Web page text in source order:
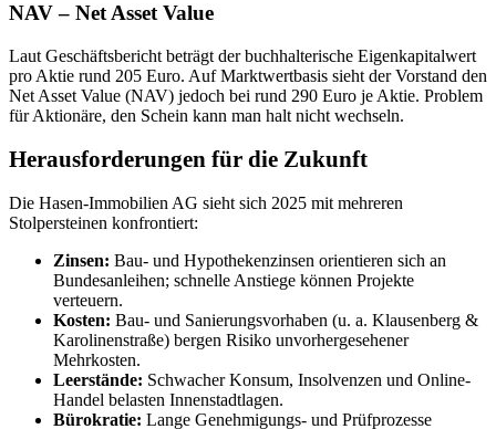
NAV – Net Asset Value
Laut Geschäftsbericht beträgt der buchhalterische Eigenkapitalwert
pro Aktie rund 205 Euro. Auf Marktwertbasis sieht der Vorstand den
Net Asset Value (NAV) jedoch bei rund 290 Euro je Aktie. Problem
für Aktionäre, den Schein kann man halt nicht wechseln.
Herausforderungen für die Zukunft
Die Hasen-Immobilien AG sieht sich 2025 mit mehreren
Stolpersteinen konfrontiert:
Zinsen: Bau- und Hypothekenzinsen orientieren sich an
Bundesanleihen; schnelle Anstiege können Projekte
verteuern.
Kosten: Bau- und Sanierungsvorhaben (u. a. Klausenberg &
Karolinenstraße) bergen Risiko unvorhergesehener
Mehrkosten.
Leerstände: Schwacher Konsum, Insolvenzen und Online-
Handel belasten Innenstadtlagen.
Bürokratie: Lange Genehmigungs- und Prüfprozesse